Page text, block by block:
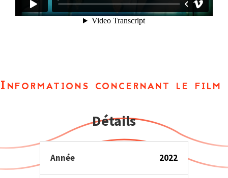
Informations concernant le film
Détails
Année 2022